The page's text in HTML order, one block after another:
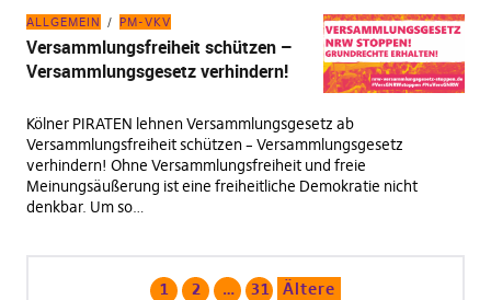
ALLGEMEIN PM-VKV
Versammlungsfreiheit schützen –
Versammlungsgesetz verhindern!
Kölner PIRATEN lehnen Versammlungsgesetz ab
Versammlungsfreiheit schützen – Versammlungsgesetz
verhindern! Ohne Versammlungsfreiheit und freie
Meinungsäußerung ist eine freiheitliche Demokratie nicht
denkbar. Um so…
1 2 … 31 Ältere